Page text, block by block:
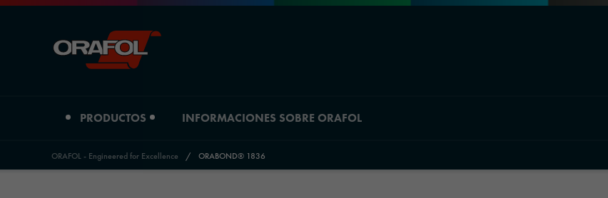
PRODUCTOS INFORMACIONES SOBRE ORAFOL
ORAFOL - Engineered for Excellence / ORABOND® 1836